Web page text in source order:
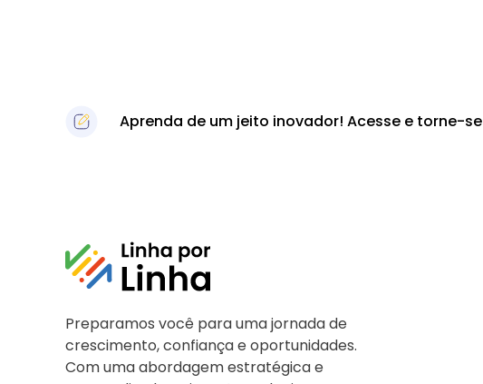
Aprenda de um jeito inovador! Acesse e torne-
Preparamos você para uma jornada de
crescimento, confiança e oportunidades.
Com uma abordagem estratégica e